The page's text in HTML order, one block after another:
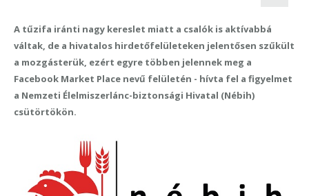
A tűzifa iránti nagy kereslet miatt a csalók is aktívabbá
váltak, de a hivatalos hirdetőfelületeken jelentősen szűkült
a mozgásterük, ezért egyre többen jelennek meg a
Facebook Market Place nevű felületén - hívta fel a figyelmet
a Nemzeti Élelmiszerlánc-biztonsági Hivatal (Nébih)
csütörtökön.